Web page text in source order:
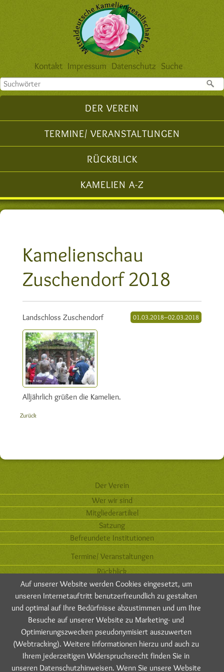
Navigation
überspringen
Kontakt Impressum Datenschutz Suche
überspringen
DER VEREIN
TERMINE/ VERANSTALTUNGEN
RÜCKBLICK
KAMELIEN A-Z
Kamelienschau
Zuschendorf 2018
01.03.2018–02.03.2018
Landschloss Zuschendorf
Alljährlich grüßen die Kamelien.
Zurück
Navigation
überspringen
Der Verein
Wer wir sind
Mitgliederartikel
Satzung
Befreundete Institutionen
Termine/ Veranstaltungen
Rückblick
Vergangene Veranstaltungen
Ausstellungen
Kamelien A-Z
Blüten-Galerie
Pflege
Vermehrung
Historisches
Auf unserer Website werden Cookies eingesetzt, um
unseren Internetauftritt benutzerfreundlich zu gestalten
und optimal auf Ihre Bedürfnisse abzustimmen und um Ihre
Besuche auf unserer Website zu Marketing- und
Optimierungszwecken pseudonymisiert auszuwerten
(Webtracking). Weitere Informationen hierzu und auch zu
Ihrem jederzeitigen Widerspruchsrecht finden Sie in
unseren Datenschutzhinweisen. Wenn Sie unsere Website